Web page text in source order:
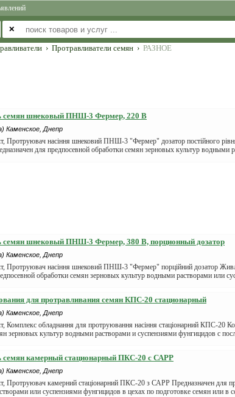
✕
› Протравливатели семян › РАЗНОЕ
семян шнековый ПНШ-3 Фермер, 220 В
Каменское, Днепр
Протруювач насіння шнековий ПНШ-3 "Фермер" дозатор постійного
для предпосевной обработки семян зерновых культур водными
семян шнековый ПНШ-3 Фермер, 380 В, порционный дозатор
Каменское, Днепр
Протруювач насіння шнековий ПНШ-3 "Фермер" порційний дозатор
обработки семян зерновых культур водными растворами или
для протравливания семян КПС-20 стационарный
Каменское, Днепр
Комплекс обладнання для протруювання насіння стаціонарний КПС-20
зерновых культур водными растворами и суспензиями фунгицидов с
семян камерный стационарный ПКС-20 с САРР
Каменское, Днепр
Протруювач камерний стаціонарний ПКС-20 з САРР Предназначен для
или суспензиями фунгицидов в цехах по подготовке семян или в